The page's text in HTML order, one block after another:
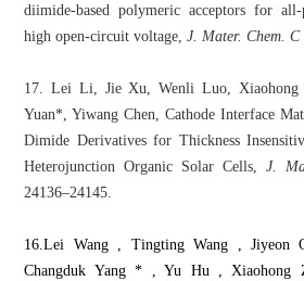
diimide-based polymeric acceptors for
high open-circuit voltage,J. Mater. Chem. C
17.Lei Li, Jie Xu, Wenli Luo, Xiaohong
Yuan*, Yiwang Chen, Cathode Interface
Dimide Derivatives for Thickness
Heterojunction Organic Solar Cells,J.
24136–24145.
16.Lei Wang , Tingting Wang ,
Changduk Yang * , Yu Hu , Xiaohong